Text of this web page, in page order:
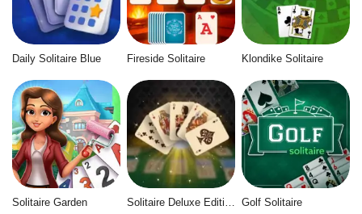
Daily Solitaire Blue Fireside Solitaire Klondike Solitaire
Solitaire Garden Solitaire Deluxe Edition Golf Solitaire